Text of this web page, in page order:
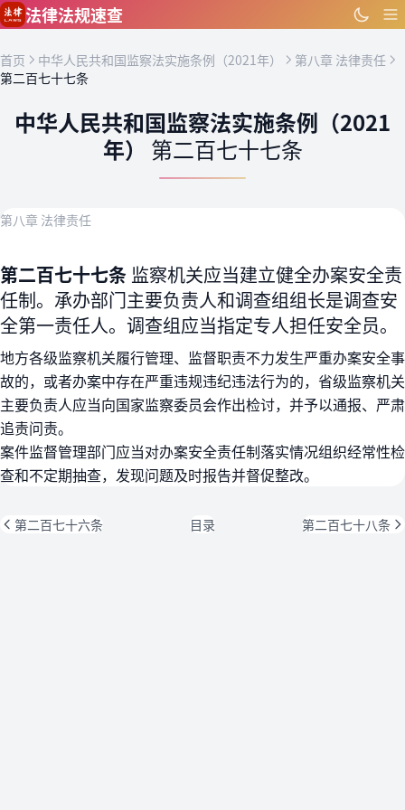
跳到主要内容
法律法规速查
首页 中华人民共和国监察法实施条例（2021年）
第八章 法律责任
第二百七十七条
中华人民共和国监察法实施条例（2021
年） 第二百七十七条
第八章 法律责任
第二百七十七条 监察机关应当建立健全办案安全责
任制。承办部门主要负责人和调查组组长是调查安
全第一责任人。调查组应当指定专人担任安全员。
地方各级监察机关履行管理、监督职责不力发生严重办案安全事
故的，或者办案中存在严重违规违纪违法行为的，省级监察机关
主要负责人应当向国家监察委员会作出检讨，并予以通报、严肃
追责问责。
案件监督管理部门应当对办案安全责任制落实情况组织经常性检
查和不定期抽查，发现问题及时报告并督促整改。
第二百七十六条 目录 第二百七十八条